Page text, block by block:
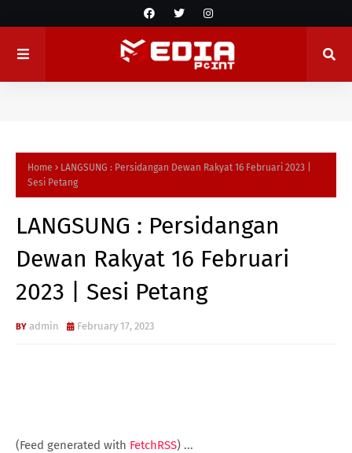
Home
LANGSUNG : Persidangan Dewan Rakyat 16 Februari 2023 |
Sesi Petang
LANGSUNG : Persidangan
Dewan Rakyat 16 Februari
2023 | Sesi Petang
admin February 17, 2023
(Feed generated with FetchRSS) ...